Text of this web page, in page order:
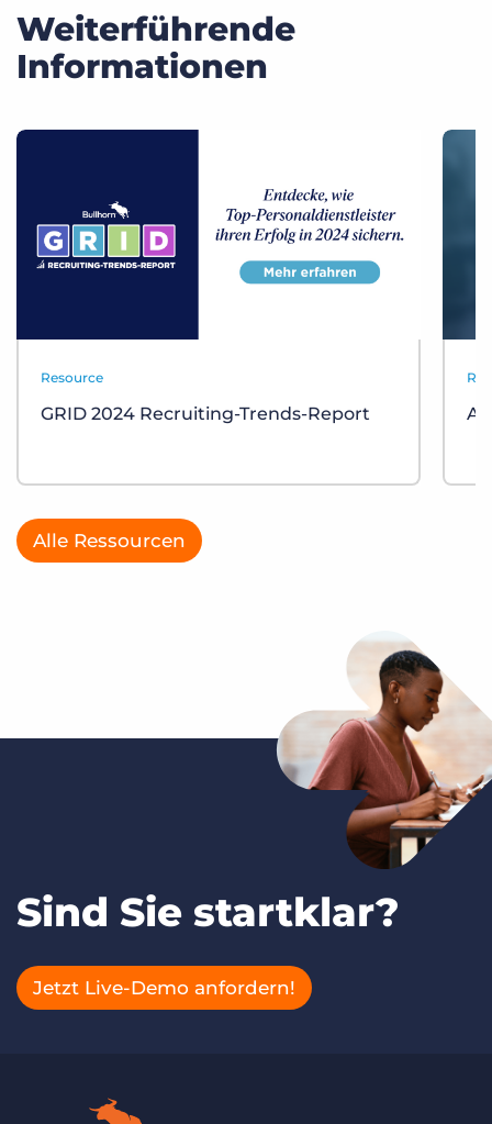
Weiterführende
Informationen
Resource
GRID 2024 Recruiting-Trends-Report
Alle Ressourcen
Sind Sie startklar?
Jetzt Live-Demo anfordern!